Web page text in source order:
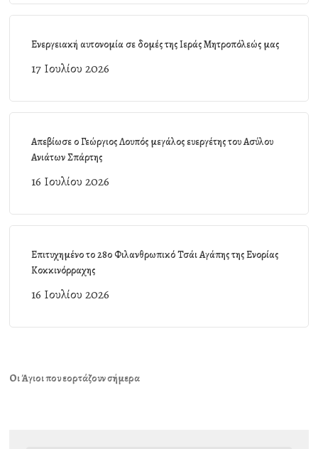
Ενεργειακή αυτονομία σε δομές της Ιεράς Μητροπόλεώς μας
17 Ιουλίου 2026
Απεβίωσε ο Γεώργιος Λουπός μεγάλος ευεργέτης του Ασύλου
Ανιάτων Σπάρτης
16 Ιουλίου 2026
Επιτυχημένο το 28ο Φιλανθρωπικό Τσάι Αγάπης της Ενορίας
Κοκκινόρραχης
16 Ιουλίου 2026
Οι Άγιοι που εορτάζουν σήμερα